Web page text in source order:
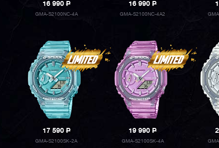
16 990P
GMA-S2100NC-4A
16 990P
GMA-S2100NC-4A2
17 590P
GMA-S2100SK-2A
19 990P
GMA-S2100SK-4A